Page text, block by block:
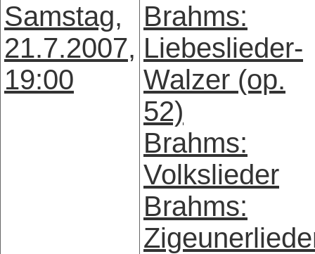
Samstag,
21.7.2007,
19:00
Brahms:
Liebeslieder-
Walzer (op.
52)
Brahms:
Volkslieder
Brahms: